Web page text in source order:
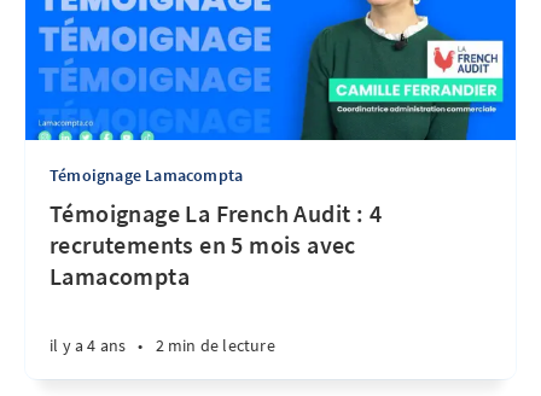
Témoignage Lamacompta
Témoignage La French Audit : 4
recrutements en 5 mois avec
Lamacompta
il y a 4 ans • 2 min de lecture